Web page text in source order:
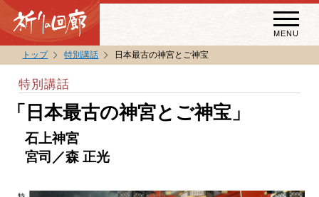
MENU
特別講話（スペシャルインタビュー）
祈りの回廊コラム
トップ 特別講話 日本最古の神宮とご神宝
特別講話
「日本最古の神宮とご神宝」
石上神宮
宮司／森 正光